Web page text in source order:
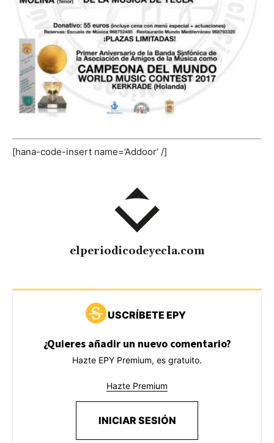
[hana-code-insert name=’Addoor’ /]
elperiodicodeyecla.com
USCRÍBETE EPY
¿Quieres añadir un nuevo comentario?
Hazte EPY Premium, es gratuito.
Hazte Premium
INICIAR SESIÓN